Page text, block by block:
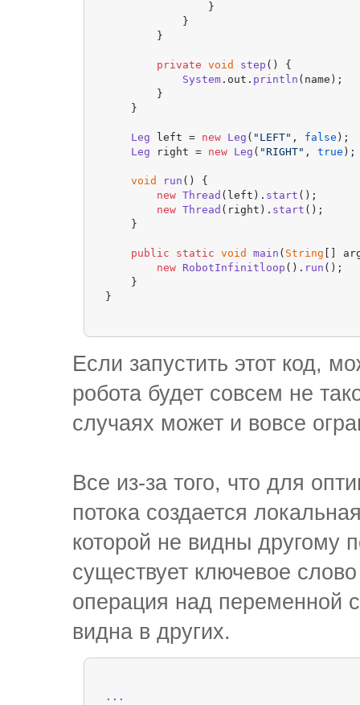
                }
            }
        }
private void step ( ) {
System . out . println (name);
        }
    }
Leg left = new Leg ( "LEFT" , false );
Leg right = new Leg ( "RIGHT" , true );
void run ( ) {
new Thread (left). start ();
new Thread (right). start ();
    }
public static void main ( String []
new RobotInfinitloop (). run ();
    }
}
Если запустить этот код,
робота будет совсем не
случаях может и вовсе
Все из-за того, что для
потока создается
которой не видны другому
существует ключевое
операция над переменной
видна в других.
...